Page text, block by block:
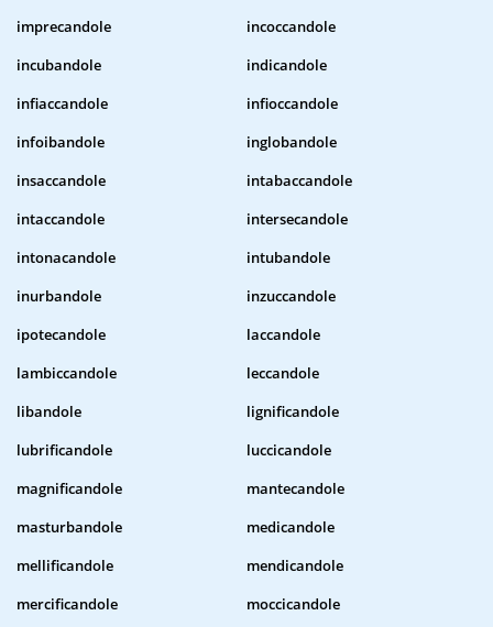
imprecandole
incoccandole
incubandole
indicandole
infiaccandole
infioccandole
infoibandole
inglobandole
insaccandole
intabaccandole
intaccandole
intersecandole
intonacandole
intubandole
inurbandole
inzuccandole
ipotecandole
laccandole
lambiccandole
leccandole
libandole
lignificandole
lubrificandole
luccicandole
magnificandole
mantecandole
masturbandole
medicandole
mellificandole
mendicandole
mercificandole
moccicandole